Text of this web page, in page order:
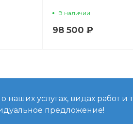
В наличии
98 500 ₽
услугах, видах работ и
предложение!